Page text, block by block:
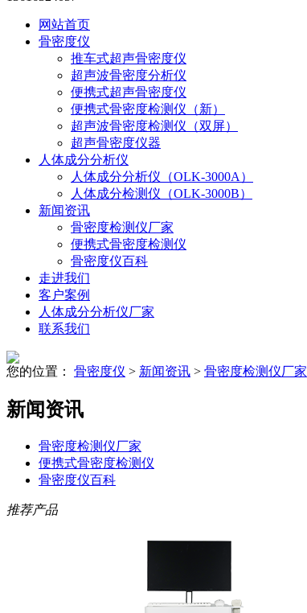
网站首页
骨密度仪
推车式超声骨密度仪
超声波骨密度分析仪
便携式超声骨密度仪
便携式骨密度检测仪（新）
超声波骨密度检测仪（双屏）
超声骨密度仪器
人体成分分析仪
人体成分分析仪（OLK-3000A）
人体成分检测仪（OLK-3000B）
新闻资讯
骨密度检测仪厂家
便携式骨密度检测仪
骨密度仪百科
走进我们
客户案例
人体成分分析仪厂家
联系我们
您的位置： 骨密度仪 > 新闻资讯 > 骨密度检测仪厂家
新闻资讯
骨密度检测仪厂家
便携式骨密度检测仪
骨密度仪百科
推荐产品